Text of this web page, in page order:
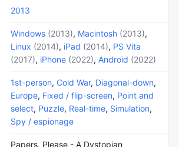
2013
Windows (2013), Macintosh (2013),
Linux (2014), iPad (2014), PS Vita
(2017), iPhone (2022), Android (2022)
1st-person, Cold War, Diagonal-down,
Europe, Fixed / flip-screen, Point and
select, Puzzle, Real-time, Simulation,
Spy / espionage
Papers, Please - A Dystopian